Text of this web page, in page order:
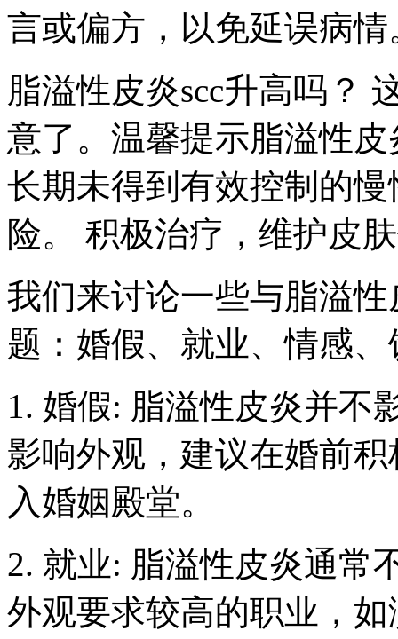
言或偏方，以免延误病情
脂溢性皮炎scc升高吗？
意了。温馨提示脂溢性
长期未得到有效控制的
险。 积极治疗，维护皮
我们来讨论一些与脂溢
题：婚假、就业、情感
1. 婚假: 脂溢性皮炎并不
影响外观，建议在婚前
入婚姻殿堂。
2. 就业: 脂溢性皮炎通常
外观要求较高的职业，